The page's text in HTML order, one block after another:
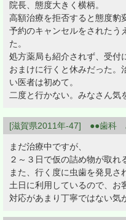
院長、態度大きく横柄。
高額治療を拒否すると態度豹
予約のキャンセルをされたう
た。
処方薬局も紹介されず、受付
おまけに行くと休みだった。
い医者は初めて。
二度と行かない。みなさん気
[滋賀県2011年-47] ●●歯科
まだ治療中ですが、
２～３日で仮の詰め物が取れ
また、行く度に虫歯を発見さ
土日に利用しているので、お
対応があまり丁寧ではない気